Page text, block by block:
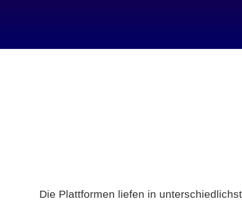
Die Plattformen liefen in